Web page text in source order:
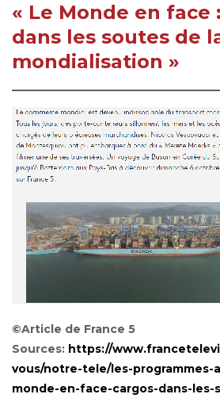
« Le Monde en face
dans les soutes de
mondialisation »
©Article de France 5
Sources: https://
vous/notre-tele/les-programmes-
monde-en-face-cargos-dans-les-